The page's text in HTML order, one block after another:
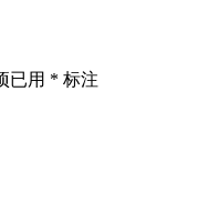
已用 * 标注